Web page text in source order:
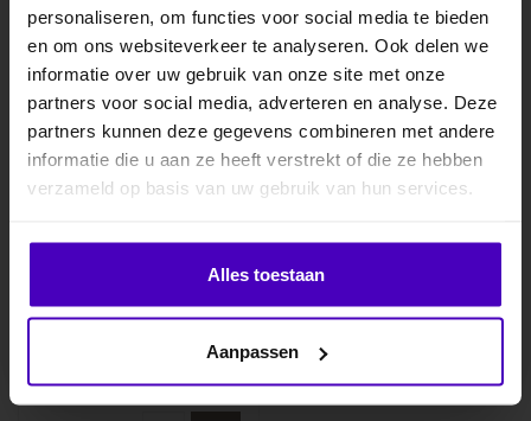
personaliseren, om functies voor social media te bieden
en om ons websiteverkeer te analyseren. Ook delen we
informatie over uw gebruik van onze site met onze
partners voor social media, adverteren en analyse. Deze
partners kunnen deze gegevens combineren met andere
informatie die u aan ze heeft verstrekt of die ze hebben
verzameld op basis van uw gebruik van hun services.
Alles toestaan
Aanpassen
De veiligheidsteugels voor
€96,00
MELD JE AAN VOOR
10% KORTING
.